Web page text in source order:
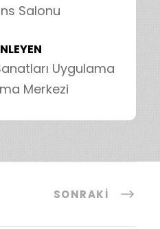
Salonu
Uygulama
Merkezi
SONRAKI